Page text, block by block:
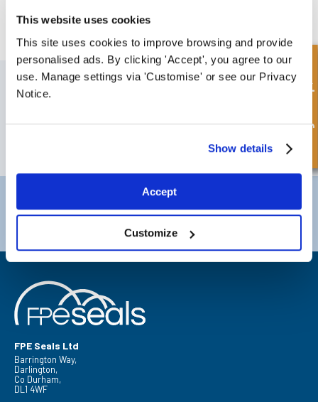
This website uses cookies
This site uses cookies to improve browsing and provide
personalised ads. By clicking 'Accept', you agree to our
use. Manage settings via 'Customise' or see our Privacy
Notice.
Show details
Accept
Customize
MELD DEG PÅ VÅRT NYHETSBREV
Ikke glem å abonnere på vårt nyhetsbrev for å motta informasjon om
ABONNER
Telefon:+44 (0) 1325 282732
sales@fpeseals.com
Telefon:+44 (0) 1302727252
E-post:
FPE Seals Ltd
Barrington Way,
Darlington,
Co Durham,
DL1 4WF
Hurtigforespørsel